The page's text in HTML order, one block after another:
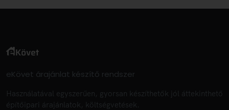
eKövet árajánlat készítő rendszer
Használatával egyszerűen, gyorsan készíthetők jól áttekinthető
építőipari árajánlatok, költségvetések.